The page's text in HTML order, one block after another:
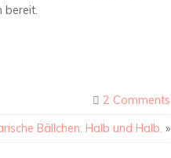
bereit.
2 Comments
Bällchen. Halb und Halb. »